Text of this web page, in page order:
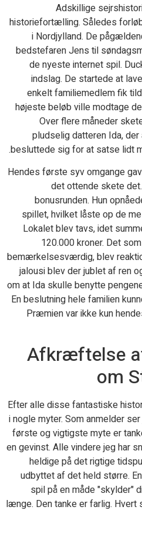
Adskillige
historiefortælling. Således
i Nordjylland. De
bedstefaren Jens til
de nyeste internet spil.
indslag. De startede at
enkelt familiemedlem fik
højeste beløb ville modtage
Over flere måneder
pludselig datteren Ida,
besluttede sig for at satse lidt
Hendes første syv omgange
det ottende skete
bonusrunden. Hun
spillet, hvilket låste op de
Lokalet blev tavs, idet
120.000 kroner. Det
bemærkelsesværdig, blev
jalousi blev der jublet af ren
om at Ida skulle benytte
En beslutning hele familien
Præmien var ikke kun
Afkræftelse
om
Efter alle disse fantastiske
i nogle myter. Som anmelder
første og vigtigste myte er
en gevinst. Alle vindere jeg har
heldige på det rigtige
udbyttet af det held større.
spil på en måde "skylder"
længe. Den tanke er farlig.